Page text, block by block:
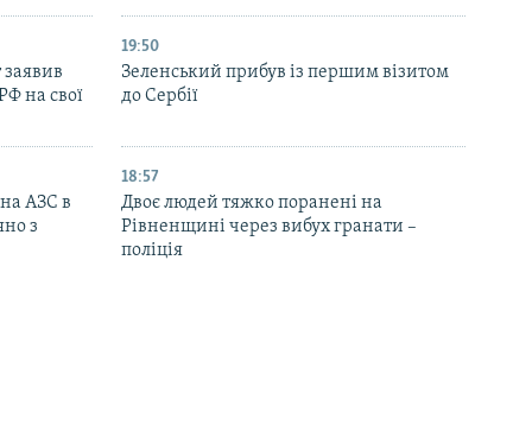
на свої
19:50
Зеленський прибув із першим візитом
до Сербії
на АЗС в
з
18:57
Двоє людей тяжко поранені на
Рівненщині через вибух гранати –
поліція